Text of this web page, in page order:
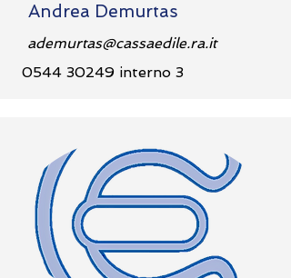
Andrea Demurtas
ademurtas@cassaedile.ra.it
0544 30249 interno 3